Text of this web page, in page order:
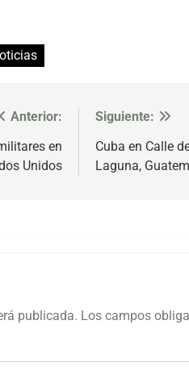
Anterior:
en
Unidos
Siguiente:
Cuba en Calle
Laguna,
publicada. Los campos